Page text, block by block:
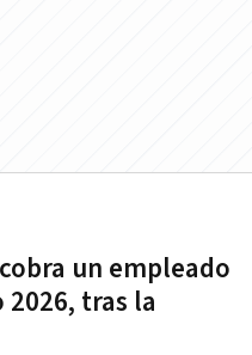
un empleado
tras la